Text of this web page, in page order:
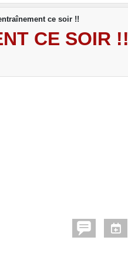
ce soir !!
CE SOIR !!